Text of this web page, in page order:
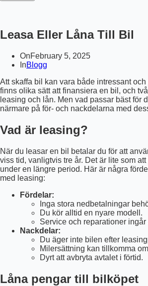
Leasa Eller Låna Till Bil
OnFebruary 5, 2025
InBlogg
Att skaffa bil kan vara både intressant
finns olika sätt att finansiera en bil, och
leasing och lån. Men vad passar bäst för
närmare på för- och nackdelarna med
Vad är leasing?
När du leasar en bil betalar du för att
viss tid, vanligtvis tre år. Det är lite som
under en längre period. Här är några
med leasing:
Fördelar:
Inga stora nedbetalningar
Du kör alltid en nyare modell.
Service och reparationer ingår
Nackdelar:
Du äger inte bilen efter
Milersättning kan tillkomma
Dyrt att avbryta avtalet i förtid.
Låna pengar till bilköpet